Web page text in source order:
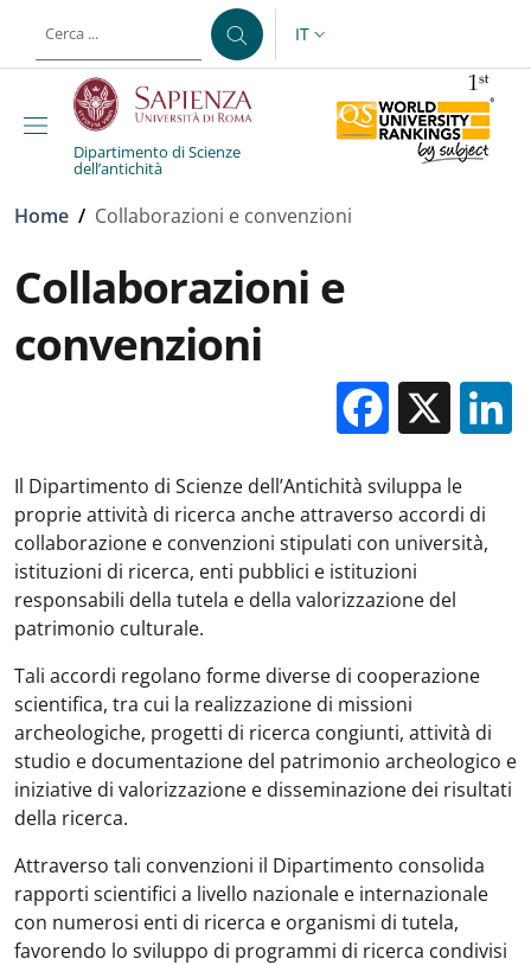
al contenuto principale
SELETTORE LINGUA:
IT
Dipartimento di Scienze
dell’antichità
Briciole di pane
Home / Collaborazioni e convenzioni
Collaborazioni e
convenzioni
X
Il Dipartimento di Scienze dell’Antichità sviluppa le
proprie attività di ricerca anche attraverso accordi di
collaborazione e convenzioni stipulati con università,
istituzioni di ricerca, enti pubblici e istituzioni
responsabili della tutela e della valorizzazione del
patrimonio culturale.
Tali accordi regolano forme diverse di cooperazione
scientifica, tra cui la realizzazione di missioni
archeologiche, progetti di ricerca congiunti, attività di
studio e documentazione del patrimonio archeologico e
iniziative di valorizzazione e disseminazione dei risultati
della ricerca.
Attraverso tali convenzioni il Dipartimento consolida
rapporti scientifici a livello nazionale e internazionale
con numerosi enti di ricerca e organismi di tutela,
favorendo lo sviluppo di programmi di ricerca condivisi